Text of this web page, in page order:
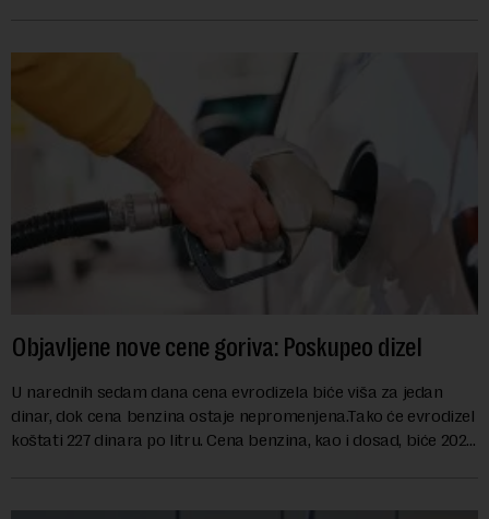
Objavljene nove cene goriva: Poskupeo dizel
U narednih sedam dana cena evrodizela biće viša za jedan
dinar, dok cena benzina ostaje nepromenjena.Tako će evrodizel
koštati 227 dinara po litru. Cena benzina, kao i dosad, biće 202